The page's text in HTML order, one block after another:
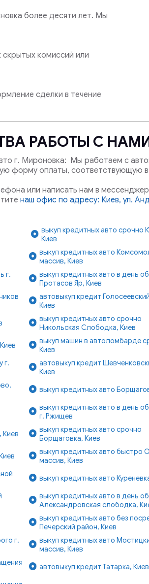
более десяти лет. Мы
комиссий или
сделки в течение
РАБОТЫ С
г. Мироновка: Мы работаем с
форму оплаты, соответствующую
или написать нам в
наш офис по адресу: Киев, ул.
выкуп кредитных авто срочно
Киев
выкуп кредитных авто
массив, Киев
г.
выкуп кредитных авто в день
Протасов Яр, Киев
автовыкуп кредит
Киев
выкуп кредитных авто срочно
Никольская Слободка, Киев
выкуп машин в автоломбарде
Киев
г.
автовыкуп кредит
Киев
выкуп кредитных авто
выкуп кредитных авто в день
г. Ржищев
Киев
выкуп кредитных авто срочно
Борщаговка, Киев
выкуп кредитных авто быстро
массив, Киев
выкуп кредитных авто
выкуп кредитных авто в день
Александровская слободка,
выкуп кредитных авто без
Печерский район, Киев
г.
выкуп кредитных авто
массив, Киев
автовыкуп кредит Татарка, Киев